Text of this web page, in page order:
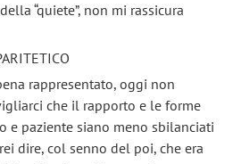
“quiete”, non mi rassicura
rappresentato, oggi non
che il rapporto e le forme
e paziente siano meno sbilanciati
dire, col senno del poi, che era